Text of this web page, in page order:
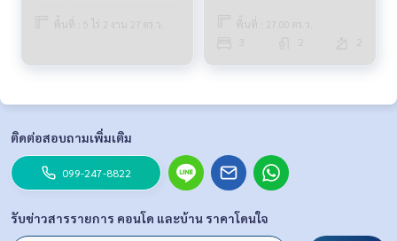
พื้นที่ : 5 ไร่ 2 งาน 27 ตร.ว. พื้นที่ : 27.00 ตร.ว.
2 2
ติดต่อสอบถามเพิ่มเติม
099-247-8822
รับข่าวสารรายการ คอนโด และบ้าน ราคาโดนใจ